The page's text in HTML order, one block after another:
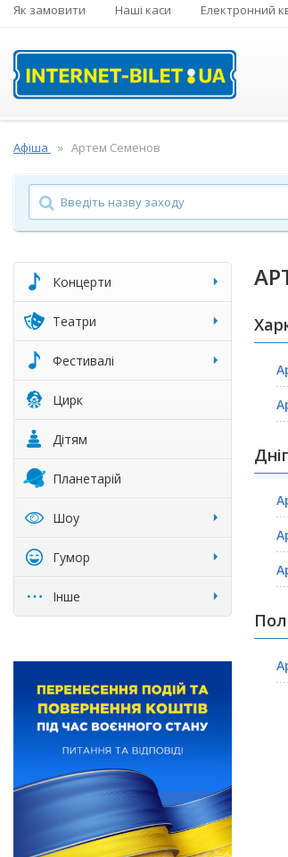
Як замовити Наші каси Електронний
Афіша Артем Семенов
Концерти
Театри
Фестивалі
Цирк
Дітям
Планетарій
Шоу
Гумор
Інше